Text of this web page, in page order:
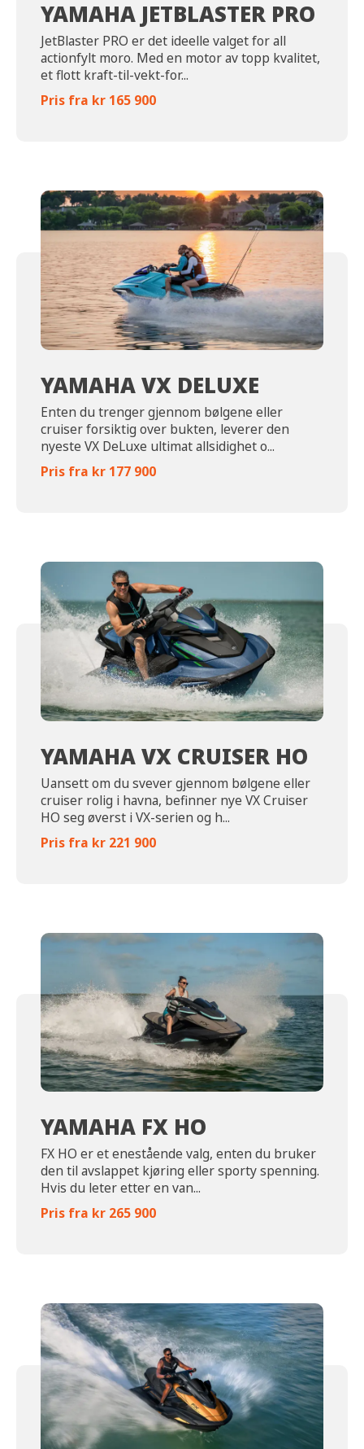
YAMAHA JETBLASTER PRO
JetBlaster PRO er det ideelle valget for all
actionfylt moro. Med en motor av topp kvalitet,
et flott kraft-til-vekt-for...
Pris fra kr 165 900
YAMAHA VX DELUXE
Enten du trenger gjennom bølgene eller
cruiser forsiktig over bukten, leverer den
nyeste VX DeLuxe ultimat allsidighet o...
Pris fra kr 177 900
YAMAHA VX CRUISER HO
Uansett om du svever gjennom bølgene eller
cruiser rolig i havna, befinner nye VX Cruiser
HO seg øverst i VX-serien og h...
Pris fra kr 221 900
YAMAHA FX HO
FX HO er et enestående valg, enten du bruker
den til avslappet kjøring eller sporty spenning.
Hvis du leter etter en van...
Pris fra kr 265 900